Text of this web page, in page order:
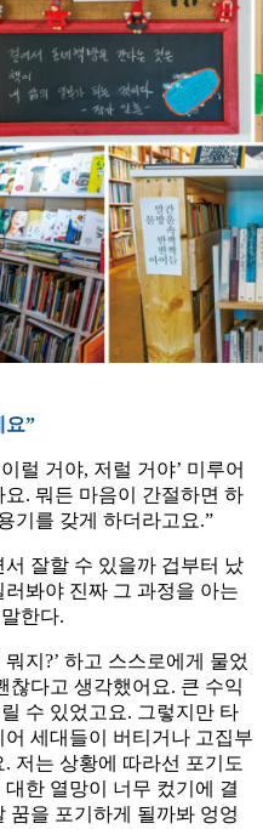
요”
럴 거야, 저럴 거야’ 미루어
. 뭐든 마음이 간절하면 하
기를 갖게 하더라고요.”
잘할 수 있을까 겁부터 났
봐야 진짜 그 과정을 아는
한다.
지?’ 하고 스스로에게 물었
찮다고 생각했어요. 큰 수익
수 있었고요. 그렇지만 타
세대들이 버티거나 고집부
저는 상황에 따라선 포기도
한 열망이 너무 컸기에 결
꿈을 포기하게 될까봐 엉엉